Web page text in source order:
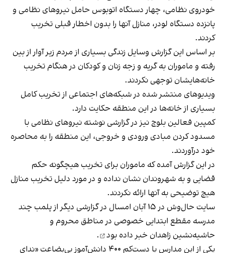
خودروی نظامی، چهار دستگاه اتوبوس حامل نیروهای نظامی و
پانزده دستگاه لودر، منازل آنها را بدون اخطار قبلی تخریب
کردند.
بر اساس این گزارش وسایل زندگی بسیاری از مردم زیر آوار از بین
رفته و ماموران به گریه و زجه زنان و کودکان در هنگام تخریب
خانه‌هایشان توجهی نکردند.
ویدیوهای منتشر شده در شبکه‌های اجتماعی از تخریب کامل
بسیاری از خانه‌ها در این منطقه حکایت دارد.
کمپین فعالین بلوچ نیزدر گزارشی نوشته نیروهای نظامی با
مسدود کردن مبادی ورودی و خروجی، این منطقه را به محاصره
خود درآوردند.
در این گزارش آمده که ماموران برای تخریب هیچگونه حکم
قضایی و به شهروندان نشان نداده و در مورد دلیل تخریب منازل
هیچ توضیحی به آنها ارائه نکردند.
سایت حال‌وش در ۱۵ آبان امسال در گزارشی دیگر از پلمب چند
مدرسه مقطع ابتدایی خصوصی در مناطق محروم و
حاشیه‌نشین زاهدان خبر داده بود
.
یکی از این مدارس با دست‌کم ۴۰۰ دانش‌آموز بی‌بضاعت «ندای